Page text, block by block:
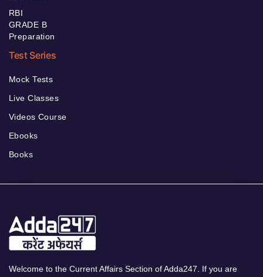
RBI
GRADE B
Preparation
Test Series
Mock Tests
Live Classes
Videos Course
Ebooks
Books
Welcome to the Current Affairs Section of Adda247. If you are